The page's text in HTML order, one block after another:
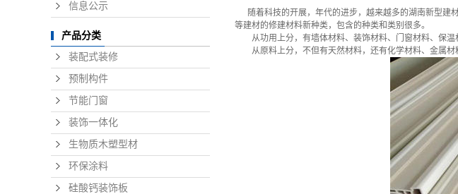
信息公示
产品分类
装配式装修
预制构件
节能门窗
装饰一体化
生物质木塑型材
环保涂料
硅酸钙装饰板
随着科技的开展，年代的进步，越来越多的湖南新型建
等建材的修建材料新种类，包含的种类和类别很多。
从功用上分，有墙体材料、装饰材料、门窗材料、保温
从原料上分，不但有天然材料，还有化学材料、金属材